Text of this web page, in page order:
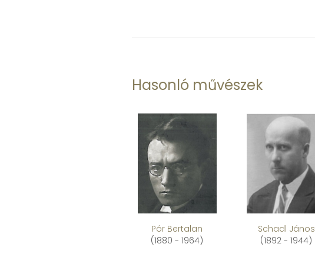
Hasonló művészek
Pór Bertalan
(1880 - 1964)
Schadl János
(1892 - 1944)